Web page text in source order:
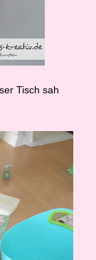
Tisch sah